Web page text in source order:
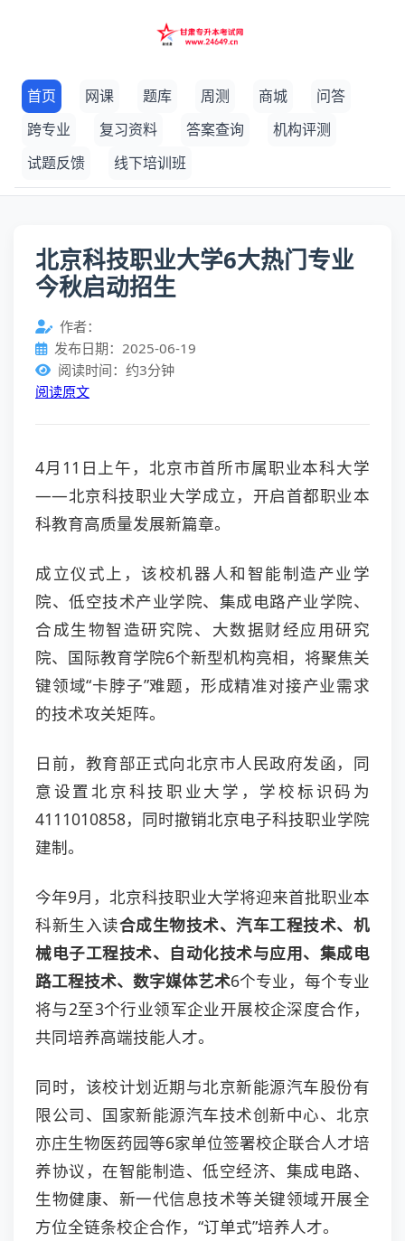
首页 网课 题库 周测 商城
问答
跨专业
复习资料 答案查询
机构评测
试题反馈
线下培训班
北京科技职业大学6大热门专业
今秋启动招生
作者：
发布日期：2025-06-19
阅读时间：约3分钟
阅读原文
4月11日上午，北京市首所市属职业本科大学
——北京科技职业大学成立，开启首都职业本
科教育高质量发展新篇章。
成立仪式上，该校机器人和智能制造产业学
院、低空技术产业学院、集成电路产业学院、
合成生物智造研究院、大数据财经应用研究
院、国际教育学院6个新型机构亮相，将聚焦关
键领域“卡脖子”难题，形成精准对接产业需求
的技术攻关矩阵。
日前，教育部正式向北京市人民政府发函，同
意设置北京科技职业大学，学校标识码为
4111010858，同时撤销北京电子科技职业学院
建制。
今年9月，北京科技职业大学将迎来首批职业本
科新生入读合成生物技术、汽车工程技术、机
械电子工程技术、自动化技术与应用、集成电
路工程技术、数字媒体艺术6个专业，每个专业
将与2至3个行业领军企业开展校企深度合作，
共同培养高端技能人才。
同时，该校计划近期与北京新能源汽车股份有
限公司、国家新能源汽车技术创新中心、北京
亦庄生物医药园等6家单位签署校企联合人才培
养协议，在智能制造、低空经济、集成电路、
生物健康、新一代信息技术等关键领域开展全
方位全链条校企合作，“订单式”培养人才。